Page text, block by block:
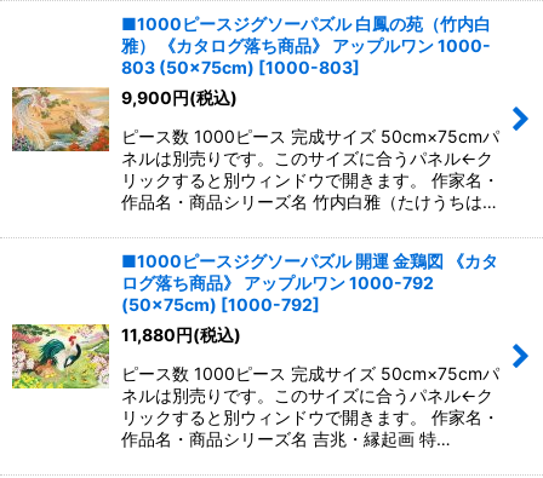
■1000ピースジグソーパズル 白鳳の苑（竹内白
雅） 《カタログ落ち商品》 アップルワン 1000-
803 (50×75cm) [1000-803]
9,900円(税込)
ピース数 1000ピース 完成サイズ 50cm×75cmパ
ネルは別売りです。このサイズに合うパネル←ク
リックすると別ウィンドウで開きます。 作家名・
作品名・商品シリーズ名 竹内白雅（たけうちは…
■1000ピースジグソーパズル 開運 金鶏図 《カタ
ログ落ち商品》 アップルワン 1000-792
(50×75cm) [1000-792]
11,880円(税込)
ピース数 1000ピース 完成サイズ 50cm×75cmパ
ネルは別売りです。このサイズに合うパネル←ク
リックすると別ウィンドウで開きます。 作家名・
作品名・商品シリーズ名 吉兆・縁起画 特…